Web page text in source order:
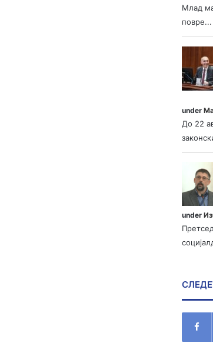
Млад
повре...
under
До 22
under